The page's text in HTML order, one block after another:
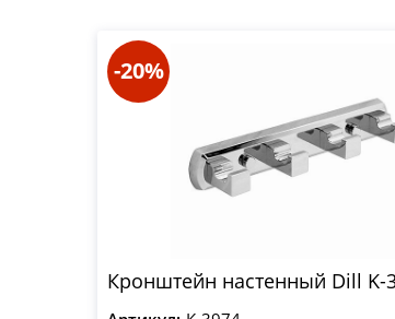
-20%
Кронштейн настенный Dill K-